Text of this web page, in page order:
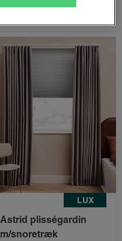
Bestil nu
LUX
Astrid plisségardin
m/snoretræk